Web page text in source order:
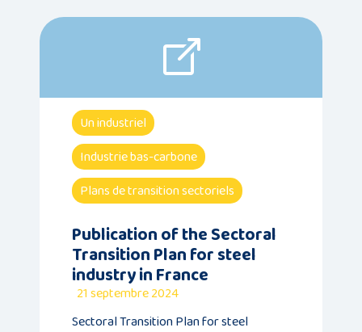
Un industriel
Industrie bas-carbone
Plans de transition sectoriels
Publication of the Sectoral
Transition Plan for steel
industry in France
21 septembre 2024
Sectoral Transition Plan for steel